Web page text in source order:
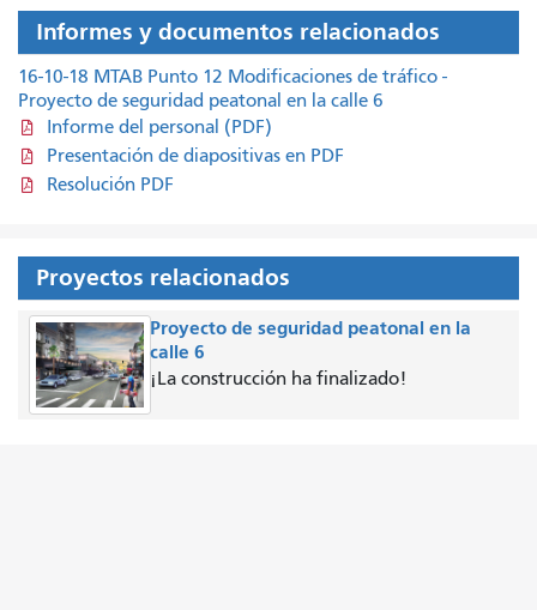
Informes y documentos relacionados
16-10-18 MTAB Punto 12 Modificaciones de tráfico -
Proyecto de seguridad peatonal en la calle 6
Informe del personal (PDF)
Presentación de diapositivas en PDF
Resolución PDF
Proyectos relacionados
Proyecto de seguridad peatonal en la
calle 6
¡La construcción ha finalizado!